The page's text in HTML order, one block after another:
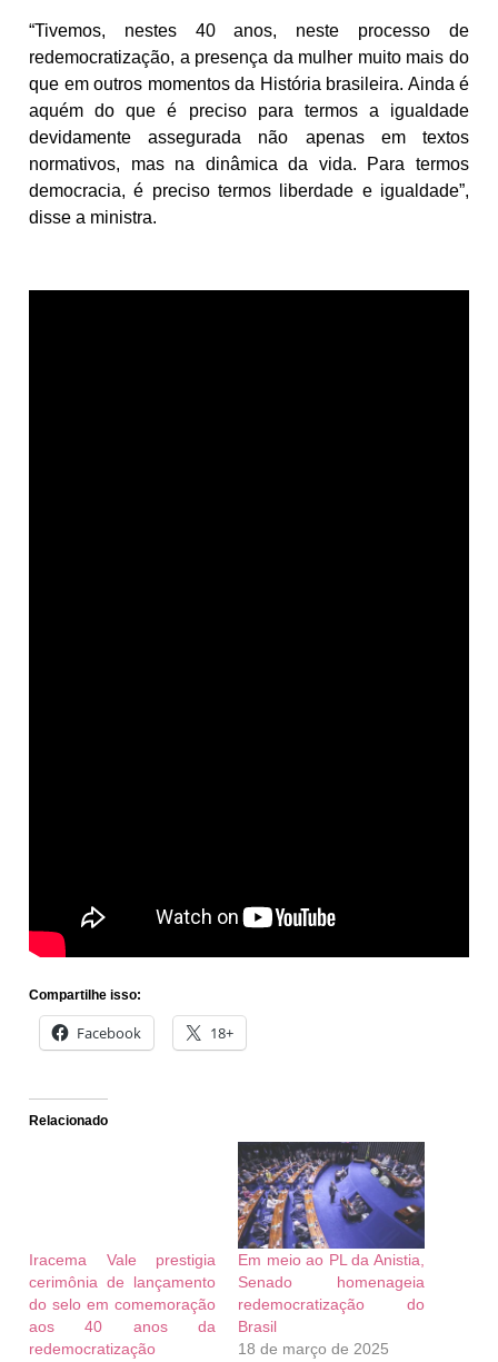
“Tivemos, nestes 40 anos, neste processo de
redemocratização, a presença da mulher muito mais do
que em outros momentos da História brasileira. Ainda é
aquém do que é preciso para termos a igualdade
devidamente assegurada não apenas em textos
normativos, mas na dinâmica da vida. Para termos
democracia, é preciso termos liberdade e igualdade”,
disse a ministra.
Compartilhe isso:
Facebook 18+
Relacionado
Iracema Vale prestigia
cerimônia de lançamento
do selo em comemoração
aos 40 anos da
redemocratização
Em meio ao PL da Anistia,
Senado homenageia
redemocratização do
Brasil
18 de março de 2025